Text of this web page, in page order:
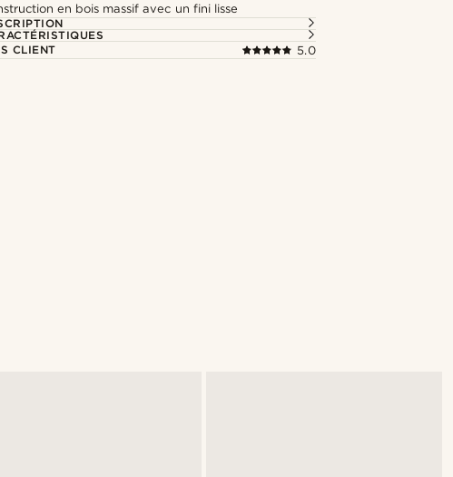
en bois massif avec un fini lisse
CLIENT
5.0